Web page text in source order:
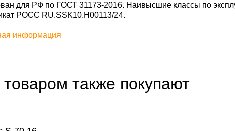
для РФ по ГОСТ 31173-2016. Наивысшие классы по
POCC RU.SSK10.H00113/24.
информация
также покупают